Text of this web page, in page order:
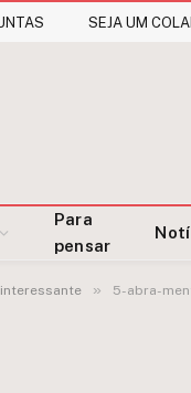
SEJA UM
Para
pensar
» 5-abra-